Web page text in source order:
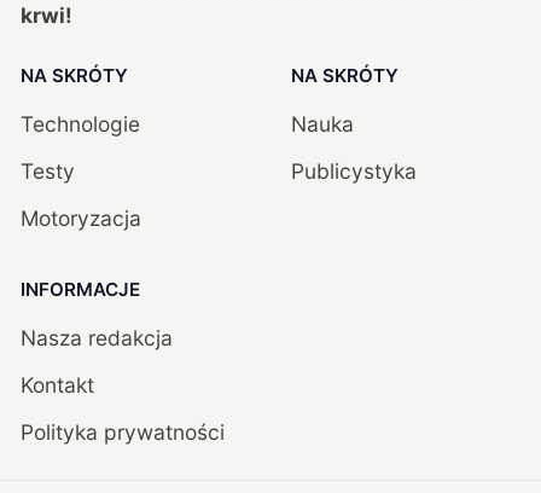
krwi!
NA SKRÓTY
Technologie
Testy
Motoryzacja
NA SKRÓTY
Nauka
Publicystyka
INFORMACJE
Nasza redakcja
Kontakt
Polityka prywatności